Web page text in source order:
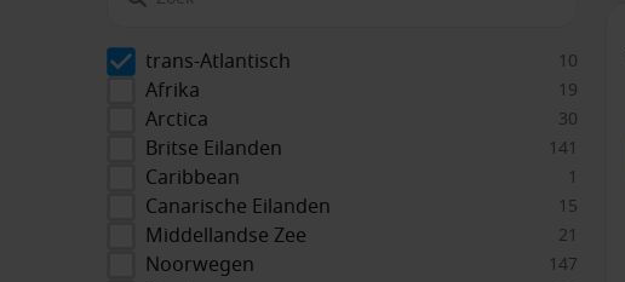
trans-Atlantisch 10
Afrika 19
Arctica 30
Britse Eilanden 141
Caribbean 1
Canarische Eilanden 15
Middellandse Zee 21
Noorwegen 147